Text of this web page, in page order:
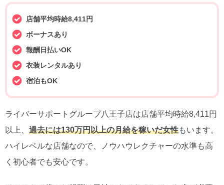
店舗平均時給8,411円
ボーナスあり
報酬日払いOK
衣装レンタルあり
宿泊もOK
ライバーサポートグループ八王子店は店舗平均時給8,411円
以上、 過去には130万円以上の月給を稼いだ女性もいます。
ハイレベルな店舗なので、ノウハウレクチャーの水準も高
く初心者でも安心です。